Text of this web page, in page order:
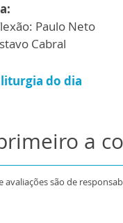
Paulo Neto
Cabral
do dia
a
avaliações são de